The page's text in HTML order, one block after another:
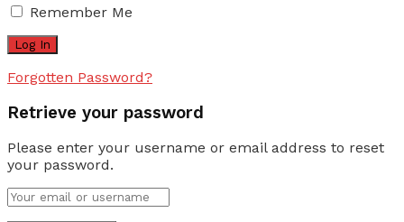
Remember Me
Forgotten Password?
Retrieve your password
Please enter your username or email address to reset
your password.